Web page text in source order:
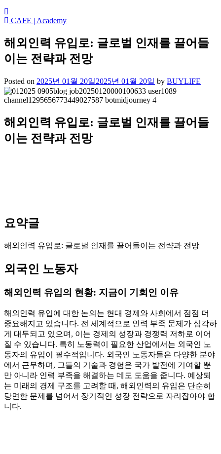
CAFE | Academy
해외인력 유입로: 글로벌 인재를 끌어들
이는 전략과 전망
Posted on 2025년 01월 20일2025년 01월 20일 by BUYLIFE
해외인력 유입로: 글로벌 인재를 끌어들
이는 전략과 전망
요약글
해외인력 유입로: 글로벌 인재를 끌어들이는 전략과 전망
외국인 노동자
해외인력 유입의 현황: 지금이 기회인 이유
해외인력 유입에 대한 논의는 현대 경제와 사회에서 점점 더
중요해지고 있습니다. 전 세계적으로 인력 부족 문제가 심각하
게 대두되고 있으며, 이는 경제의 성장과 경쟁력 저하로 이어
질 수 있습니다. 특히 노동력이 필요한 산업에서는 외국인 노
동자의 유입이 필수적입니다. 외국인 노동자들은 다양한 분야
에서 근무하며, 그들의 기술과 경험은 국가 발전에 기여할 뿐
만 아니라 인력 부족을 해결하는 데도 도움을 줍니다. 예상되
는 미래의 경제 구조를 고려할 때, 해외인력의 유입은 단순히
당면한 문제를 넘어서 장기적인 성장 전략으로 자리잡아야 합
니다.